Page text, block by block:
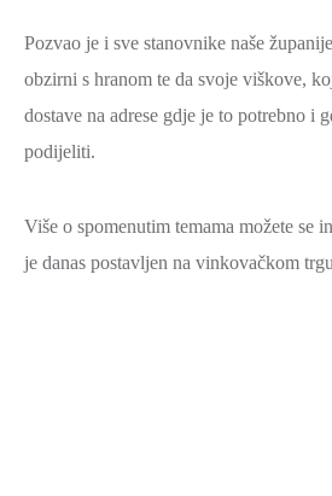
Pozvao je i sve stanovnike naše
obzirni s hranom te da svoje viškove,
dostave na adrese gdje je to potrebno i
podijeliti.
Više o spomenutim temama možete se
je danas postavljen na vinkovačkom